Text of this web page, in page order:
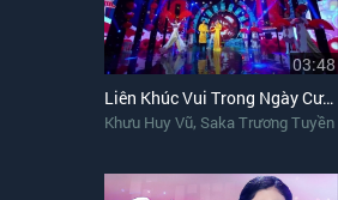
03:48
Liên Khúc Vui Trong Ngày Cưới, Tơ Duyên
Khưu Huy Vũ, Saka Trương Tuyền